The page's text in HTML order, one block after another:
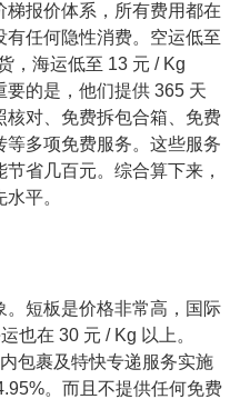
梯报价体系，所有费用都在
任何隐性消费。空运低至
，海运低至 13 元 / Kg
的是，他们提供 365 天
核对、免费拆包合箱、免费
等多项免费服务。这些服务
省几百元。综合算下来，
平。
短板是价格非常高，国际
也在 30 元 / Kg 以上。
包裹及特快专递服务实施
。而且不提供任何免费